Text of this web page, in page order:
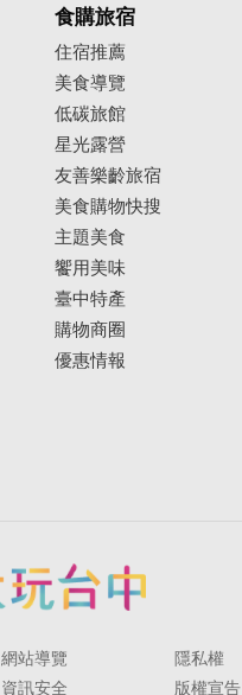
食購旅宿
住宿推薦
美食導覽
低碳旅館
星光露營
友善樂齡旅宿
美食購物快搜
主題美食
饗用美味
臺中特產
購物商圈
優惠情報
網站導覽
隱私權
資訊安全
版權宣告